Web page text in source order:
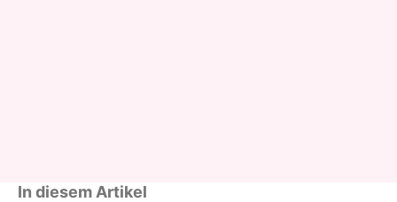
In diesem Artikel